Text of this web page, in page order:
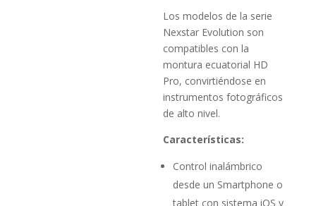
Los modelos de la serie
Nexstar Evolution son
compatibles con la
montura ecuatorial HD
Pro, convirtiéndose en
instrumentos fotográ­ficos
de alto nivel.
Características:
Control inalámbrico
desde un Smartphone o
tablet con sistema iOS y